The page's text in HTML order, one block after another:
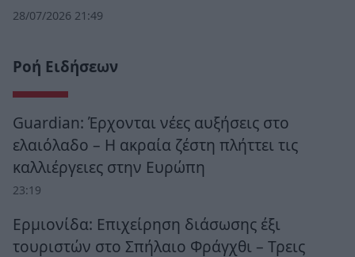
28/07/2026 21:49
Ροή Ειδήσεων
Guardian: Έρχονται νέες αυξήσεις στο
ελαιόλαδο – Η ακραία ζέστη πλήττει τις
καλλιέργειες στην Ευρώπη
23:19
Ερμιονίδα: Επιχείρηση διάσωσης έξι
τουριστών στο Σπήλαιο Φράγχθι – Τρεις